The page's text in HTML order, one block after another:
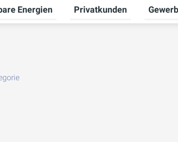
Energien
Untermenü für Erneuerbare
Privatkunden